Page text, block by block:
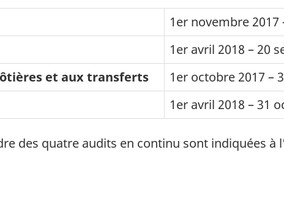
1er novembre 2017
1er avril 2018 – 20
et aux transferts
1er octobre 2017 –
1er avril 2018 – 31
des quatre audits en continu sont indiquées à